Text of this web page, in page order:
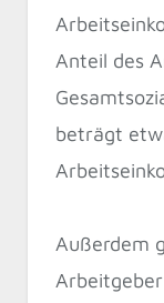
Anteil des
beträgt
Außerdem